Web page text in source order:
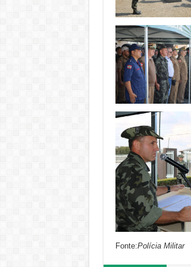
Fonte:Polícia Militar